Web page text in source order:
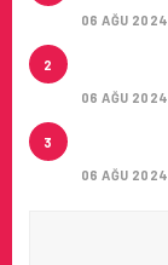
06 AĞU 2024
2
06 AĞU 2024
3
06 AĞU 2024